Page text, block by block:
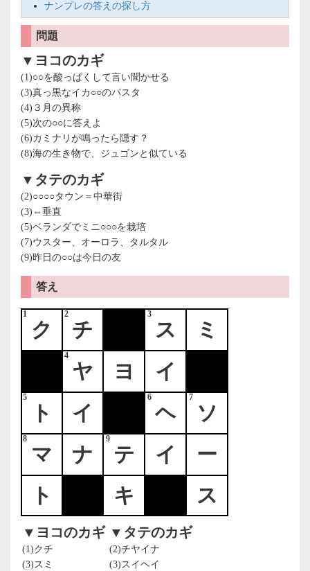
ナンプレの答えの探し方
問題
▼ヨコのカギ
(1)○○を酸っぱくして言い聞かせる
(3)真っ黒なイカ○○のパスタ
(4)３月の異称
(5)次の○○に答えよ
(6)カミナリが鳴ったら隠す？
(8)海の生き物で、ジュゴンと似ている
▼タテのカギ
(2)○○○○タウン＝中華街
(3)⇔垂直
(5)ベランダでミニ○○○を栽培
(7)ウスター、オーロラ、タルタル
(9)昨日の○○は今日の友
答え
1 2 3
4
5 6 7
8 9
ク チ ス
ミ
ヤ
ヨ
イ
ト
イ ヘ
ソ
マ
ナ テ イ
ー
ト
キ ス
▼ヨコのカギ
(1)クチ
(3)スミ
▼タテのカギ
(2)チヤイナ
(3)スイヘイ